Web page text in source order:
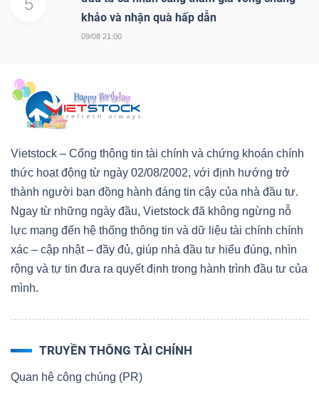
5
khảo và nhận quà hấp dẫn
09/08 21:00
Vietstock – Cổng thông tin tài chính và chứng khoán chính
thức hoạt động từ ngày 02/08/2002, với định hướng trở
thành người bạn đồng hành đáng tin cậy của nhà đầu tư.
Ngay từ những ngày đầu, Vietstock đã không ngừng nỗ
lực mang đến hệ thống thông tin và dữ liệu tài chính chính
xác – cập nhật – đầy đủ, giúp nhà đầu tư hiểu đúng, nhìn
rộng và tự tin đưa ra quyết định trong hành trình đầu tư của
mình.
TRUYỀN THÔNG TÀI CHÍNH
Quan hệ công chúng (PR)